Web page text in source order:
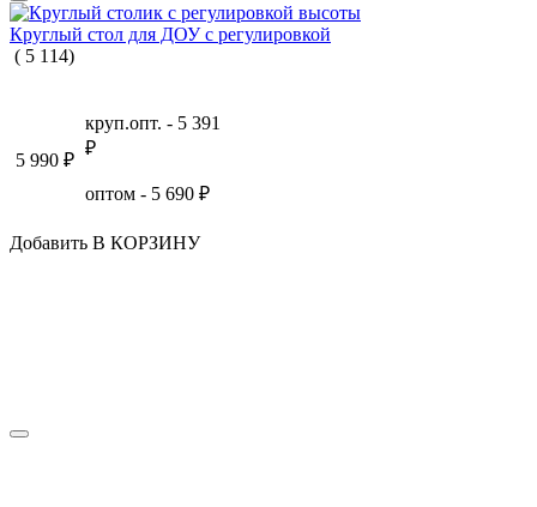
Круглый стол для ДОУ с регулировкой
( 5 114)
5 990 ₽
круп.опт. - 5 391
₽
оптом - 5 690 ₽
Добавить В КОРЗИНУ